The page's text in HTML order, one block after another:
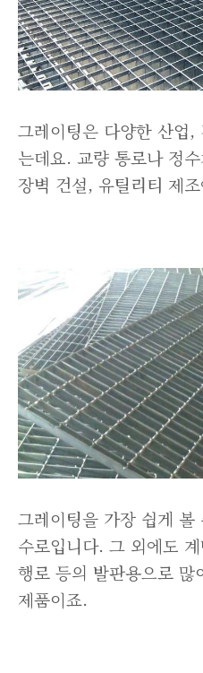
그레이팅은 다양한 산업
는데요. 교량 통로나 정
장벽 건설, 유틸리티 제
그레이팅을 가장 쉽게 볼
수로입니다. 그 외에도
행로 등의 발판용으로 많
제품이죠.